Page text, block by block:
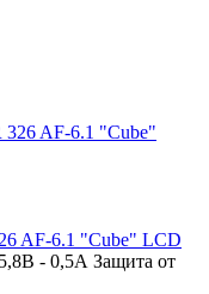
AF-6.1 "Cube" LCD
5,8В - 0,5А Защита от